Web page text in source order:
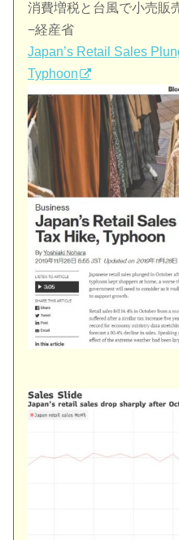
消費増税と台風で小売販
−経産省
Japan’s Retail Sales
Typhoon